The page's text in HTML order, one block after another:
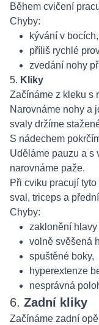
Během cvičení
Chyby:
kývání v bocích,
příliš rychlé
zvedání nohy
5. Kliky
Začínáme z kleku s
Narovnáme nohy a
svaly držíme
S nádechem
Uděláme pauzu a s
narovnáme paže.
Při cviku pracují
sval, triceps a
Chyby:
zaklonění hlavy
volně svěšená
spuštěné boky,
hyperextenze
nesprávná
6. Zadní kliky
Začínáme zadní